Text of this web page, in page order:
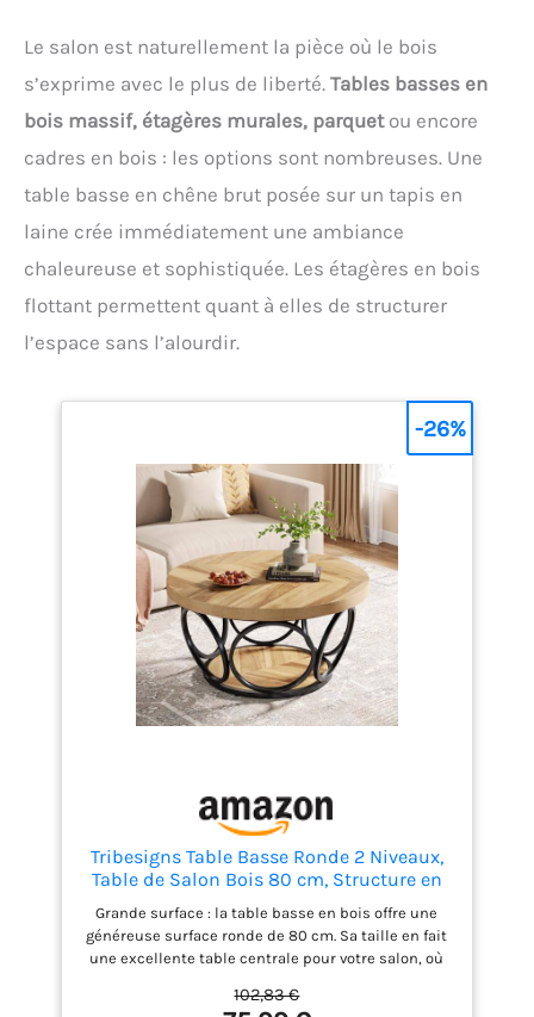
Le salon est naturellement la pièce où le bois
s’exprime avec le plus de liberté. Tables basses en
bois massif, étagères murales, parquetou encore
cadres en bois : les options sont nombreuses. Une
table basse en chêne brut posée sur un tapis en
laine crée immédiatement une ambiance
chaleureuse et sophistiquée. Les étagères en bois
flottant permettent quant à elles de structurer
l’espace sans l’alourdir.
Tribesigns Table Basse Ronde 2 Niveaux,
Table de Salon Bois 80 cm, Structure en
Facile à Monter Industriel (Grain du Bois)
Grande surface : la table basse en bois offre une
généreuse surface ronde de 80 cm. Sa taille en fait
une excellente table centrale pour votre salon, où
vous détendre avec votre café ou votre livre préféré.
102,83 €
-26%